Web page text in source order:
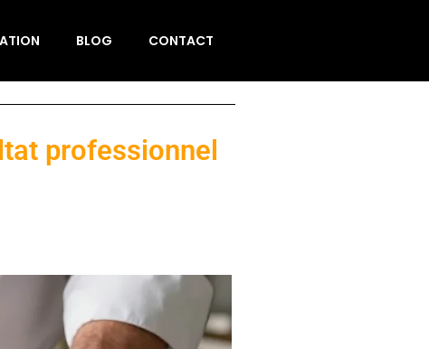
BLOG CONTACT
professionnel